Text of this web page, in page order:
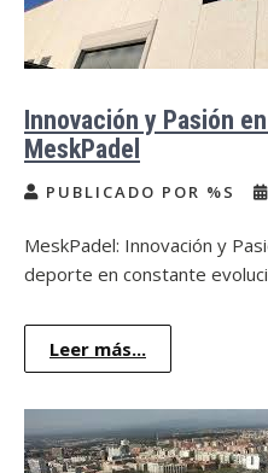
Innovación y Pasión
MeskPadel
PUBLICADO POR %S
MeskPadel: Innovación y
deporte en constante
Leer más...